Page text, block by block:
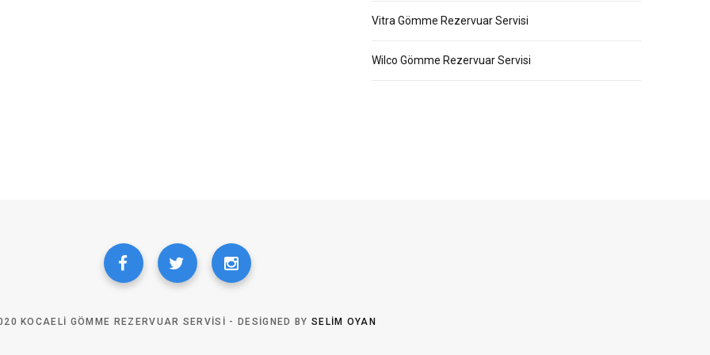
Vitra Gömme Rezervuar Servisi
Wilco Gömme Rezervuar Servisi
KOCAELI GÖMME REZERVUAR SERVISI - DESIGNED BY SELIM OYAN